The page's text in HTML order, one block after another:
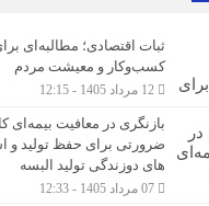
ثبات اقتصادی؛ مطالبه‌ای
کسب‌وکار و معیشت مردم
12 مرداد 1405 - 12:15
بازنگری در معافیت بیمه‌ای
ضرورتی برای حفظ تولید و
های دوزندگی تولید البسه
07 مرداد 1405 - 12:33